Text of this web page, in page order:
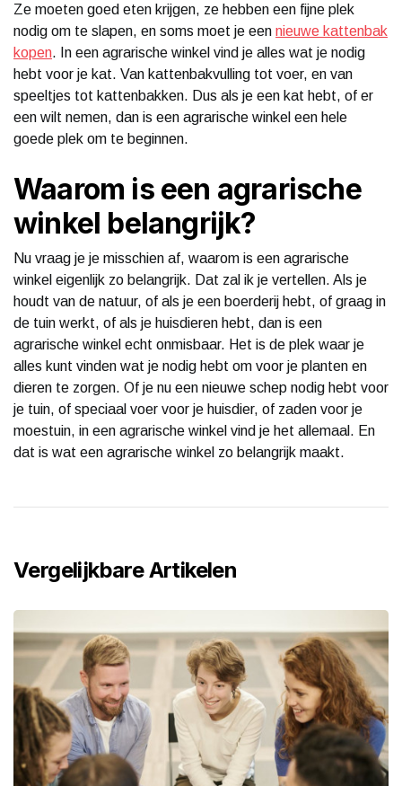
Ze moeten goed eten krijgen, ze hebben een fijne plek
nodig om te slapen, en soms moet je een nieuwe kattenbak
kopen. In een agrarische winkel vind je alles wat je nodig
hebt voor je kat. Van kattenbakvulling tot voer, en van
speeltjes tot kattenbakken. Dus als je een kat hebt, of er
een wilt nemen, dan is een agrarische winkel een hele
goede plek om te beginnen.
Waarom is een agrarische
winkel belangrijk?
Nu vraag je je misschien af, waarom is een agrarische
winkel eigenlijk zo belangrijk. Dat zal ik je vertellen. Als je
houdt van de natuur, of als je een boerderij hebt, of graag in
de tuin werkt, of als je huisdieren hebt, dan is een
agrarische winkel echt onmisbaar. Het is de plek waar je
alles kunt vinden wat je nodig hebt om voor je planten en
dieren te zorgen. Of je nu een nieuwe schep nodig hebt voor
je tuin, of speciaal voer voor je huisdier, of zaden voor je
moestuin, in een agrarische winkel vind je het allemaal. En
dat is wat een agrarische winkel zo belangrijk maakt.
Vergelijkbare Artikelen